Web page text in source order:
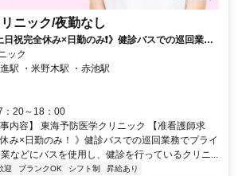
ニック/夜勤なし
日祝完全休み×日勤のみ❗️》健診バスでの巡回業務
✨ック
駅 ・米野木駅 ・赤池駅
：20～18：00
事内容】 東海予防医学クリニック 【准看護師求
み×日勤のみ！ 》健診バスでの巡回業務でプライ
などにバスを使用し、健診を行っているクリニ...
迎 ブランクOK シフト制 昇給あり